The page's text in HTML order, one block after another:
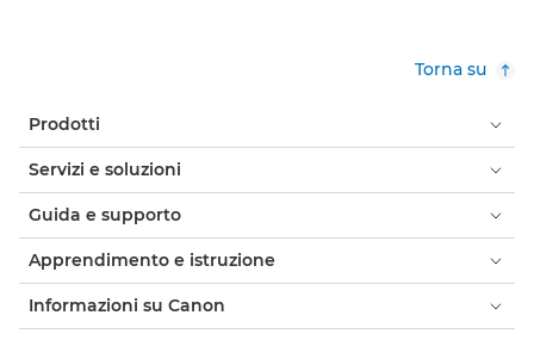
Torna su
Prodotti
Servizi e soluzioni
Guida e supporto
Apprendimento e istruzione
Informazioni su Canon